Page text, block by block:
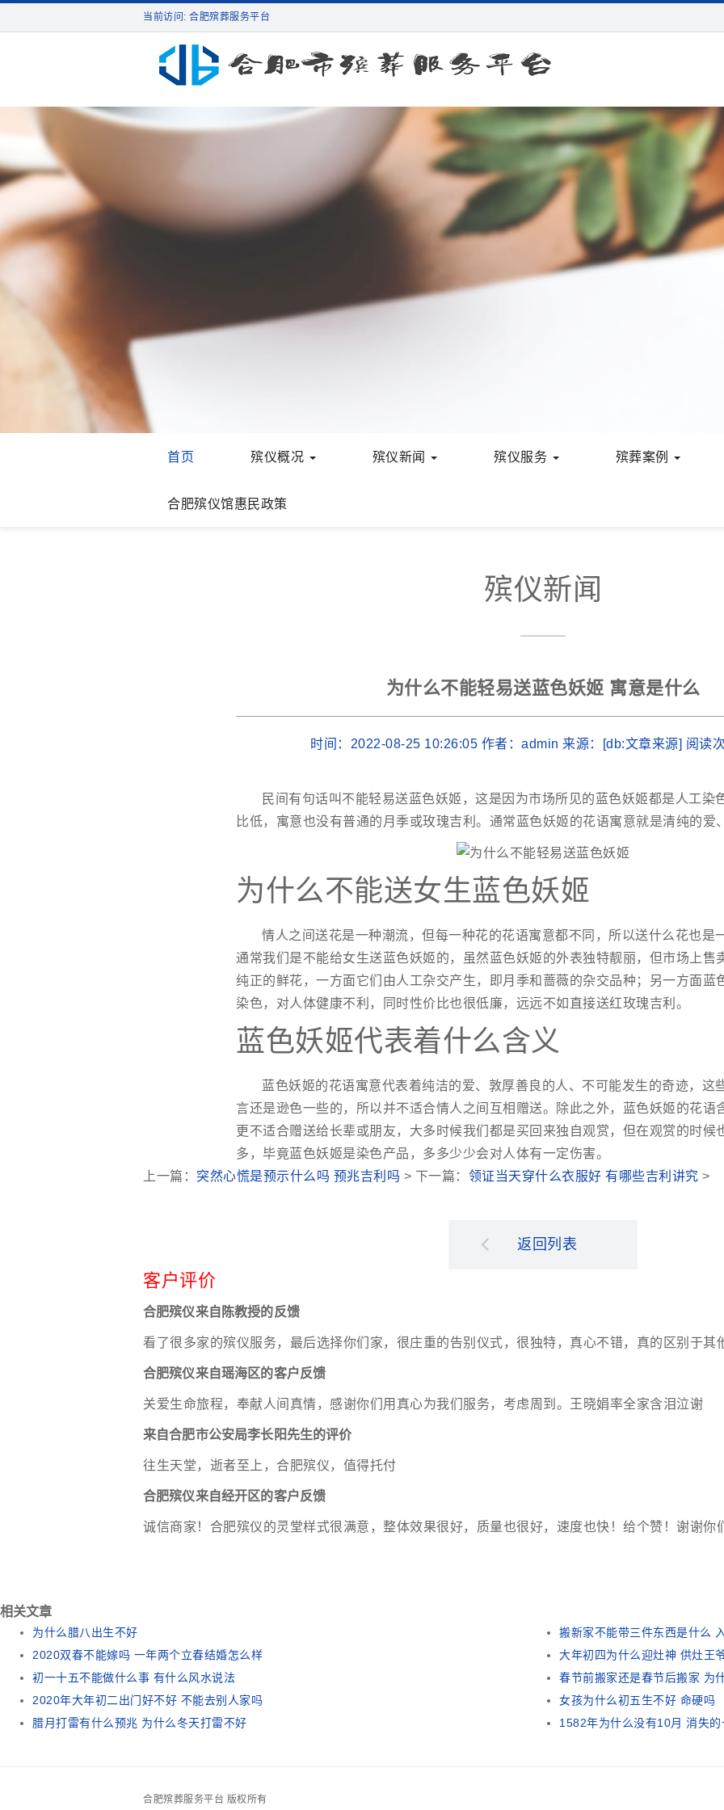
当前访问: 合肥殡葬服务平台
首页 殡仪概况 殡仪新闻 殡仪服务 殡葬案例
合肥殡仪馆惠民政策
殡仪新闻
为什么不能轻易送蓝色妖姬 寓意是什么
时间：2022-08-25 10:26:05 作者：admin 来源：[db:文章来源] 阅读
民间有句话叫不能轻易送蓝色妖姬，这是因为市场所见的蓝色妖姬都是人工染
比低，寓意也没有普通的月季或玫瑰吉利。通常蓝色妖姬的花语寓意就是清纯的爱
为什么不能送女生蓝色妖姬
情人之间送花是一种潮流，但每一种花的花语寓意都不同，所以送什么花也是
通常我们是不能给女生送蓝色妖姬的，虽然蓝色妖姬的外表独特靓丽，但市场上售
纯正的鲜花，一方面它们由人工杂交产生，即月季和蔷薇的杂交品种；另一方面蓝
染色，对人体健康不利，同时性价比也很低廉，远远不如直接送红玫瑰吉利。
蓝色妖姬代表着什么含义
蓝色妖姬的花语寓意代表着纯洁的爱、敦厚善良的人、不可能发生的奇迹，这
言还是逊色一些的，所以并不适合情人之间互相赠送。除此之外，蓝色妖姬的花语
更不适合赠送给长辈或朋友，大多时候我们都是买回来独自观赏，但在观赏的时候
多，毕竟蓝色妖姬是染色产品，多多少少会对人体有一定伤害。
上一篇： 突然心慌是预示什么吗 预兆吉利吗 > 下一篇： 领证当天穿什么衣服好 有哪些吉利讲究 >
返回列表
客户评价
合肥殡仪来自陈教授的反馈
看了很多家的殡仪服务，最后选择你们家，很庄重的告别仪式，很独特，真心不错，真的区别于其
合肥殡仪来自瑶海区的客户反馈
关爱生命旅程，奉献人间真情，感谢你们用真心为我们服务，考虑周到。王晓娟率全家含泪泣谢
来自合肥市公安局李长阳先生的评价
往生天堂，逝者至上，合肥殡仪，值得托付
合肥殡仪来自经开区的客户反馈
诚信商家！合肥殡仪的灵堂样式很满意，整体效果很好，质量也很好，速度也快！给个赞！谢谢你
相关文章
为什么腊八出生不好
搬新家不能带三件东西是什么
2020双春不能嫁吗 一年两个立春结婚怎么样
大年初四为什么迎灶神 供灶王
初一十五不能做什么事 有什么风水说法
春节前搬家还是春节后搬家 为
2020年大年初二出门好不好 不能去别人家吗
女孩为什么初五生不好 命硬吗
腊月打雷有什么预兆 为什么冬天打雷不好
1582年为什么没有10月 消失的
合肥殡葬服务平台 版权所有